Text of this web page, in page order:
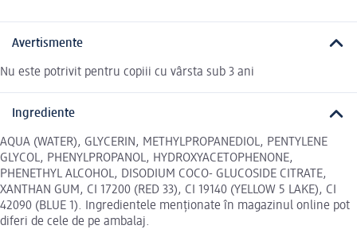
Avertismente
Nu este potrivit pentru copiii cu vârsta sub 3 ani
Ingrediente
AQUA (WATER), GLYCERIN, METHYLPROPANEDIOL, PENTYLENE
GLYCOL, PHENYLPROPANOL, HYDROXYACETOPHENONE,
PHENETHYL ALCOHOL, DISODIUM COCO- GLUCOSIDE CITRATE,
XANTHAN GUM, CI 17200 (RED 33), CI 19140 (YELLOW 5 LAKE), CI
42090 (BLUE 1). Ingredientele menționate în magazinul online pot
diferi de cele de pe ambalaj.